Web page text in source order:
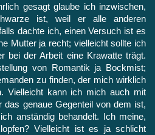
gesagt glaube ich inzwischen,
ist, weil er alle anderen
dachte ich, einen Versuch ist es
Mutter ja recht; vielleicht sollte ich
bei der Arbeit eine Krawatte trägt.
von Romantik ja Bockmist;
zu finden, der mich wirklich
Vielleicht kann ich mich auch mit
das genaue Gegenteil von dem ist,
anständig behandelt. Ich meine,
Vielleicht ist es ja schlicht